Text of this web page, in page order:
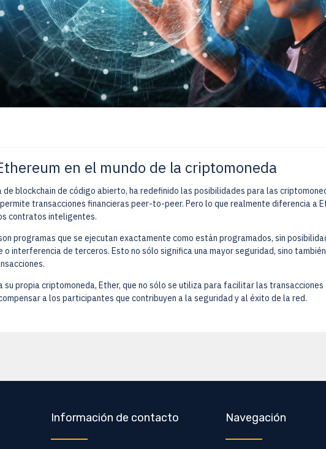
en el mundo de la criptomoneda
blockchain de código abierto, ha redefinido las posibilidades para las
transacciones financieras peer-to-peer. Pero lo que realmente diferencia a
contratos inteligentes.
programas que se ejecutan exactamente como están programados, sin
o interferencia de terceros. Esto no sólo significa una mayor seguridad, sino
su propia criptomoneda, Ether, que no sólo se utiliza para facilitar las
a los participantes que contribuyen a la seguridad y al éxito de la red.
Información de contacto Navegación